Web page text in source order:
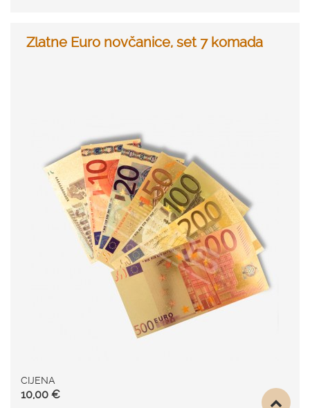
Zlatne Euro novčanice, set 7 komada
CIJENA
10,00 €